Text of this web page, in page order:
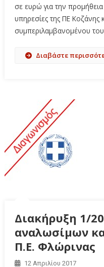
σε ευρώ για την
υπηρεσίες της ΠΕ
συμπεριλαμβανομένου
Διαβάστε
Διακήρυξη 1/
αναλωσίμων
Π.Ε. Φλώρινας
12 Απριλίου 2017